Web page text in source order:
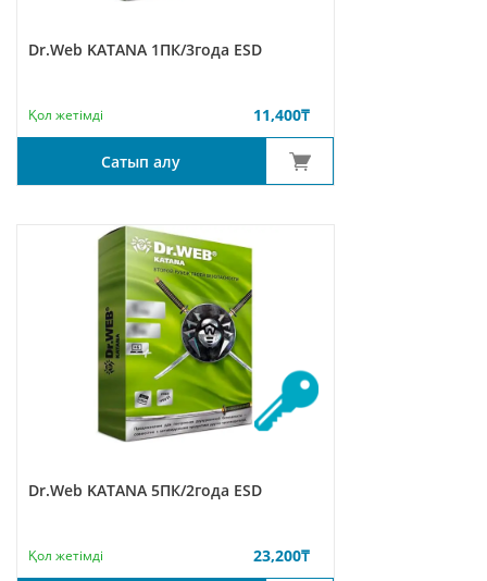
Dr.Web KATANA 1ПК/3года ESD
Қол жетімді 11,400₸
Сатып алу
Dr.Web KATANA 5ПК/2года ESD
Қол жетімді 23,200₸